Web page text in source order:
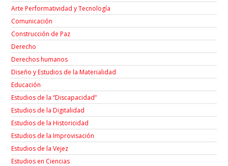
Arte Performatividad y Tecnología
Comunicación
Construcción de Paz
Derecho
Derechos humanos
Diseño y Estudios de la Materialidad
Educación
Estudios de la “Discapacidad”
Estudios de la Digitalidad
Estudios de la Historicidad
Estudios de la Improvisación
Estudios de la Vejez
Estudios en Ciencias